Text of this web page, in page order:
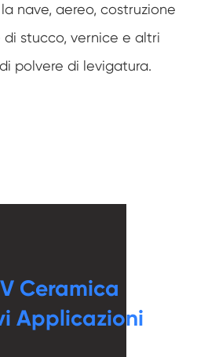
nave, aereo, costruzione
stucco, vernice e altri
polvere di levigatura.
Ceramica
Applicazioni